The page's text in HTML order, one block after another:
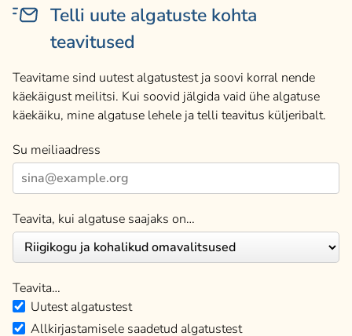
Telli uute algatuste kohta
teavitused
Teavitame sind uutest algatustest ja soovi korral nende
käekäigust meilitsi. Kui soovid jälgida vaid ühe algatuse
käekäiku, mine algatuse lehele ja telli teavitus küljeribalt.
Su meiliaadress
Teavita, kui algatuse saajaks on…
Teavita…
Uutest algatustest
Allkirjastamisele saadetud algatustest